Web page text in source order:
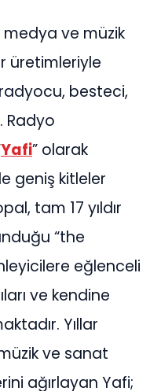
medya ve müzik
üretimleriyle
besteci,
Radyo
Yafi” olarak
geniş kitleler
tam 17 yıldır
“the
eğlenceli
ve kendine
Yıllar
ve sanat
ağırlayan Yafi;